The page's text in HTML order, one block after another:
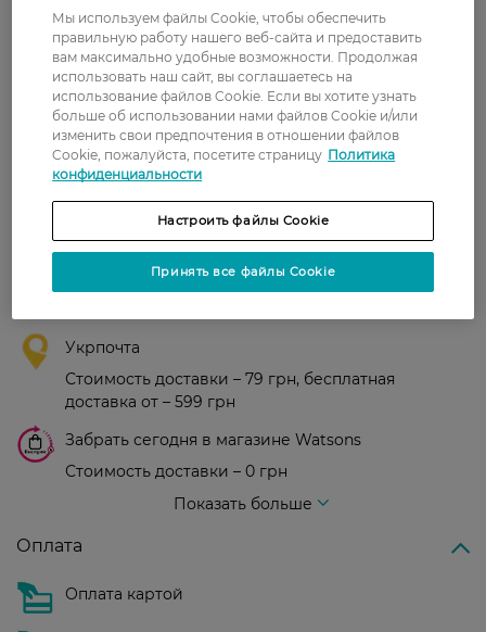
Аліна
5 июля, 2021
Чудові бюджетні прокладки на
кожен день. Не викликають алергії,
ніжні та надійні.
Показати ще
Доставка
Новая почта
В отделение Новой почты - 99 грн, бесплатно
Укрпочта
Стоимость доставки – 79 грн, бесплатная
доставка от – 599 грн
Забрать сегодня в магазине Watsons
Стоимость доставки – 0 грн
Показать больше
Оплата
Оплата картой
Мы используем файлы Cookie, чтобы обеспечить
правильную работу нашего веб-сайта и предоставить
вам максимально удобные возможности. Продолжая
использовать наш сайт, вы соглашаетесь на
использование файлов Cookie. Если вы хотите узнать
больше об использовании нами файлов Cookie и/или
изменить свои предпочтения в отношении файлов
Cookie, пожалуйста, посетите страницу Политика
конфиденциальности
Настроить файлы Cookie
Принять все файлы Cookie